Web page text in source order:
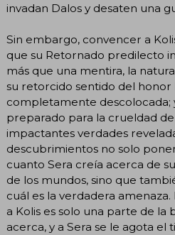
invadan Dalos y desaten una
Sin embargo, convencer a
que su Retornado predilecto
más que una mentira, la
su retorcido sentido del honor
completamente descolocada;
preparado para la crueldad
impactantes verdades
descubrimientos no solo
cuanto Sera creía acerca de
de los mundos, sino que
cuál es la verdadera
a Kolis es solo una parte de la
acerca, y a Sera se le agota el